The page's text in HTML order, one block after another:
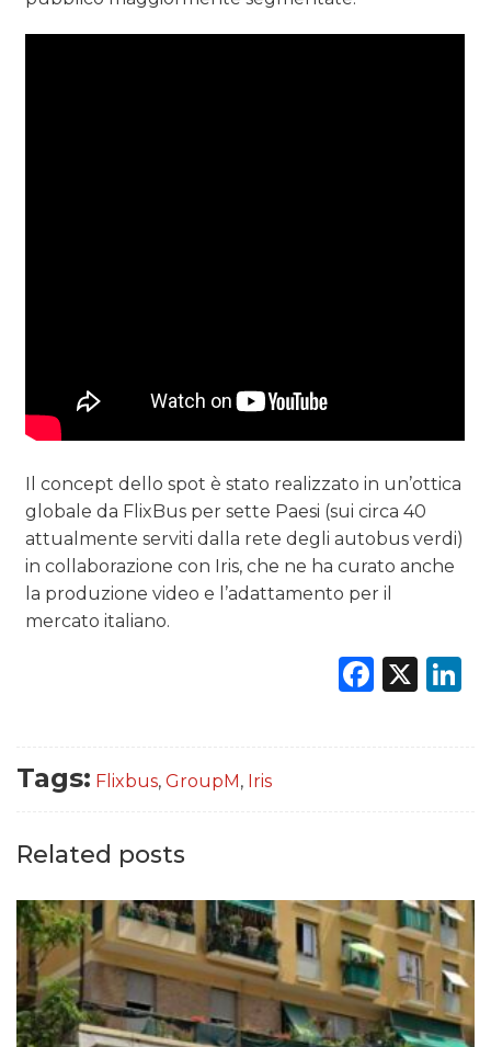
Il concept dello spot è stato realizzato in un’ottica
globale da FlixBus per sette Paesi (sui circa 40
attualmente serviti dalla rete degli autobus verdi)
in collaborazione con Iris, che ne ha curato anche
la produzione video e l’adattamento per il
mercato italiano.
X
Tags: Flixbus, GroupM, Iris
Related posts